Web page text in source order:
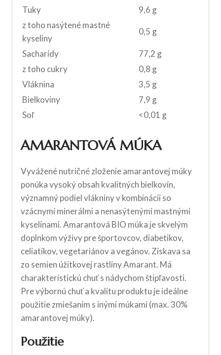
Tuky
9,6 g
z toho nasýtené mastné
kyseliny
0,5 g
Sacharidy
77,2 g
z toho cukry
0,8 g
Vláknina
3,5 g
Bielkoviny
7,9 g
Soľ
<0,01 g
AMARANTOVÁ MÚKA
Vyvážené nutričné zloženie amarantovej múky
ponúka vysoký obsah kvalitných bielkovín,
významný podiel vlákniny v kombinácii so
vzácnymi minerálmi a nenasýtenými mastnými
kyselinami. Amarantová BIO múka je skvelým
doplnkom výživy pre športovcov, diabetikov,
celiatikov, vegetariánov a vegánov. Získava sa
zo semien úžitkovej rastliny Amarant. Má
charakteristickú chuť s nádychom štipľavosti.
Pre výbornú chuť a kvalitu produktu je ideálne
použitie zmiešaním s inými múkami (max. 30%
amarantovej múky).
Použitie